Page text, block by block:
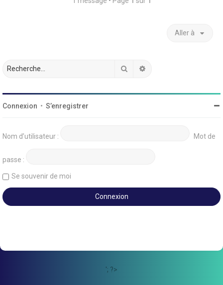
Aller à
Rechercher
Connexion • S’enregistrer
Nom d’utilisateur : Mot de
passe :
Se souvenir de moi
'; ?>